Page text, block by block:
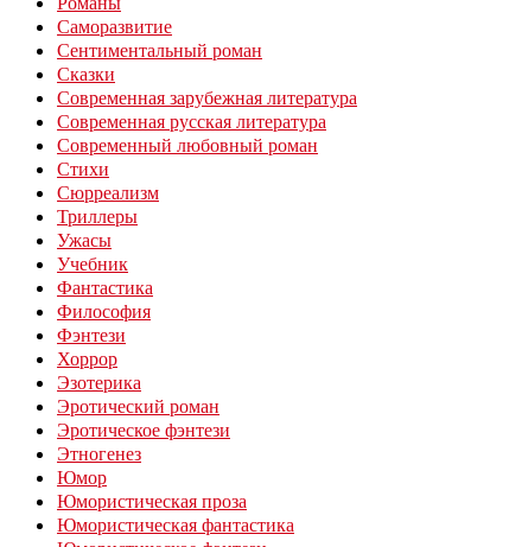
Саморазвитие
Сентиментальный роман
Сказки
Современная зарубежная литература
Современная русская литература
Современный любовный роман
Стихи
Сюрреализм
Триллеры
Ужасы
Учебник
Фантастика
Философия
Фэнтези
Хоррор
Эзотерика
Эротический роман
Эротическое фэнтези
Этногенез
Юмор
Юмористическая проза
Юмористическая фантастика